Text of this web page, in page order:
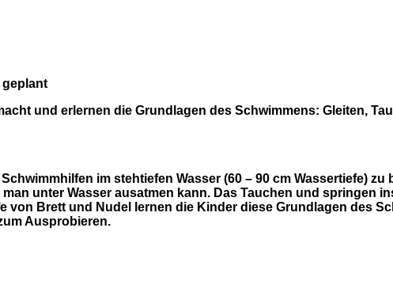
geplant
und erlernen die Grundlagen des Schwimmens: Gleiten,
im stehtiefen Wasser (60 – 90 cm Wassertiefe)
unter Wasser ausatmen kann. Das Tauchen und springen
von Brett und Nudel lernen die Kinder diese Grundlagen des
Ausprobieren.